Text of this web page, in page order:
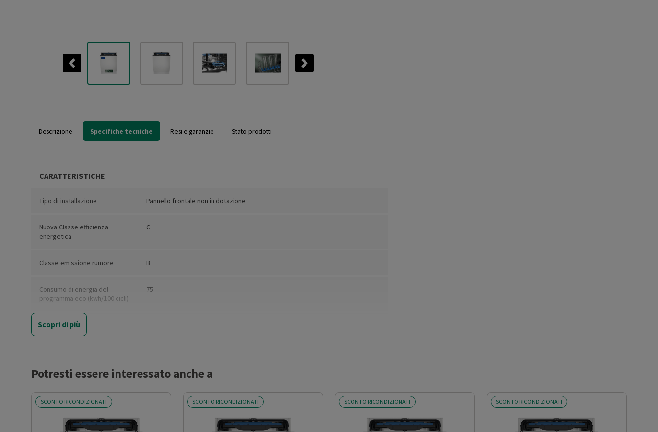
Previous Next
Descrizione Specifiche tecniche Resi e garanzie Stato prodotti
CARATTERISTICHE
Tipo di installazione Pannello frontale non in dotazione
Nuova Classe efficienza
energetica
C
Classe emissione rumore B
Consumo di energia del
programma eco (kwh/100 cicli)
75
Capacità nominale di coperti
standard (Eco)
Eco (litri)
Consumo energetico modalità
spento (W)
Scopri di più
Potresti essere interessato anche a
SCONTO RICONDIZIONATI SCONTO RICONDIZIONATI SCONTO RICONDIZIONATI SCONTO RICONDIZIONATI